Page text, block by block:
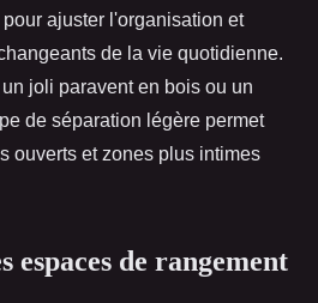
ajuster l'organisation et
de la vie quotidienne.
joli paravent en bois ou un
de séparation légère permet
ouverts et zones plus intimes
espaces de rangement